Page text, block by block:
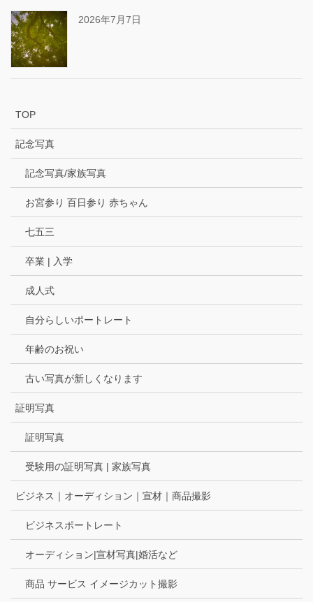
2026年7月7日
TOP
記念写真
記念写真/家族写真
お宮参り 百日参り 赤ちゃん
七五三
卒業 | 入学
成人式
自分らしいポートレート
年齢のお祝い
古い写真が新しくなります
証明写真
証明写真
受験用の証明写真 | 家族写真
ビジネス｜オーディション｜宣材｜商品撮影
ビジネスポートレート
オーディション|宣材写真|婚活など
商品 サービス イメージカット撮影